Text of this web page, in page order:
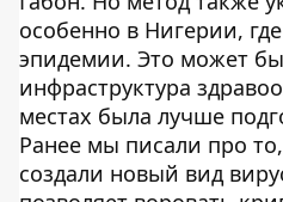
особенно в Нигерии,
эпидемии. Это может
инфраструктура
местах была лучше
Ранее мы писали про
создали новый вид